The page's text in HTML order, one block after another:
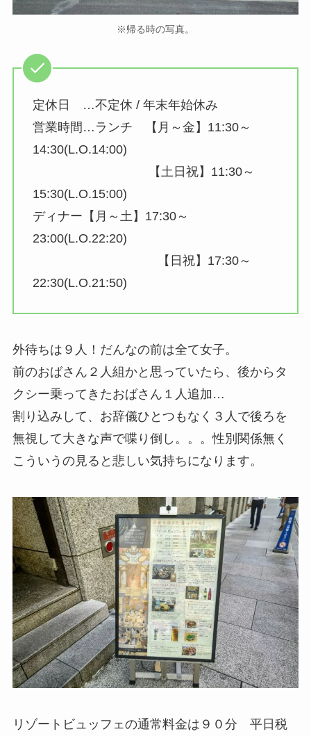
※帰る時の写真。
定休日 …不定休 / 年末年始休み
営業時間…ランチ 【月～金】11:30～
14:30(L.O.14:00)
【土日祝】11:30～
15:30(L.O.15:00)
ディナー【月～土】17:30～
23:00(L.O.22:20)
【日祝】17:30～
22:30(L.O.21:50)
外待ちは９人！だんなの前は全て女子。
前のおばさん２人組かと思っていたら、後からタ
クシー乗ってきたおばさん１人追加…
割り込みして、お辞儀ひとつもなく３人で後ろを
無視して大きな声で喋り倒し。。。性別関係無く
こういうの見ると悲しい気持ちになります。
リゾートビュッフェの通常料金は９０分 平日税